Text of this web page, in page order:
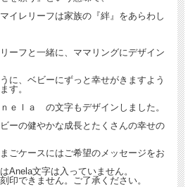
イレリーフは家族の『絆』をあらわし
ーフと一緒に、ママリングにデザイン
に、ベビーにずっと幸せがきますよう
す。
ｅｌａ の文字もデザインしました。
ーの健やかな成長とたくさんの幸せの
ごケースにはご希望のメッセージをお
Anela文字は入っていません。
印できません。ご了承ください。